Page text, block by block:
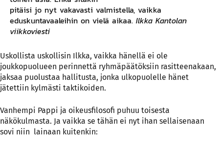
pitäisi jo nyt vakavasti valmistella, vaikka
eduskuntavaaleihin on vielä aikaa. Ilkka Kantolan
viikkoviesti
Uskollista uskollisin Ilkka, vaikka hänellä ei ole
joukkopuolueen perinnettä ryhmäpäätöksiin rasitteenakaan,
jaksaa puolustaa hallitusta, jonka ulkopuolelle hänet
jätettiin kylmästi taktikoiden.
Vanhempi Pappi ja oikeusfilosofi puhuu toisesta
näkökulmasta. Ja vaikka se tähän ei nyt ihan sellaisenaan
sovi niin lainaan kuitenkin: